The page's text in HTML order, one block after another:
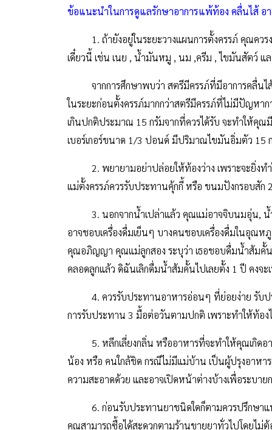
ข้อแนะนำในการดูแลรักษาอาการแพ้ท้อง คลื่นไส้ อ
1. ถ้ายังอยู่ในระยะวางแผนการตั้งครรภ์ คุณควร
เดี๋ยวนี้ เช่น เนย , น้ำมันหมู , นม ,ครีม , ไขมันสัตว์ แ
จากการศึกษาพบว่า สตรีมีครรภ์ที่มีอาการคลื่นไส้
ในระยะก่อนตั้งครรภ์มากกว่าสตรีมีครรภ์ที่ไม่มีปัญห
เกินปกติประมาณ 15 กรัมจากที่ควรได้รับ จะทำให้คุณ
เบอร์เกอร์ขนาด 1/3 ปอนด์ มีปริมาณไขมันอิ่มตัว 15
2. พยายามอย่าปล่อยให้ท้องว่าง เพราะจะยิ่งทำ
แม่ตั้งครรภ์ควรรับประทานคุ้กกี้ หรือ ขนมปังกรอบสั
3. นอกจากน้ำเปล่าแล้ว คุณแม่อาจจิบนมอุ่น, น้ำ
อาจชอบเครื่องดื่มเย็นๆ บางคนชอบเครื่องดื่มในอุณ
คุณอภิญญา คุณแม่ลูกสอง ระบุว่า เธอชอบดื่มน้ำส้มคั้น
คลอดลูกแล้ว ดิฉันเลิกดื่มน้ำส้มคั้นไปเลยตั้ง 1 ปี คงจะ
4. ควรรับประทานอาหารอ่อนๆ ที่ย่อยง่าย รับป
การรับประทาน 3 มื้อต่อวันตามปกติ เพราะทำให้ท้อ
5. หลีกเลี่ยงกลิ่น หรืออาหารที่จะทำให้คุณเกิดอาก
น้อง หรือ คนใกล้ชิด กรณีไม่มีแม่บ้าน เป็นผู้ปรุงอาหา
ความสะอาดด้วย และอาจเปิดหน้าต่างบ้างเพื่อระบาย
6. ก่อนรับประทานยาชนิดใดก็ตามควรปรึกษาแ
คุณสามารถซื้อได้สะดวกตามร้านขายยาทั่วไปโดยไม่